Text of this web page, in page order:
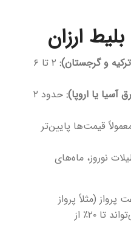
ارزان
و گرجستان):
۲ تا ۶
آسیا یا اروپا):
حدود ۲
قیمت‌ها پایین‌تر
نوروز، ماه‌های
(مثلاً پرواز
صبح زود یا آخر شب) می‌تواند تا ۲۰٪ از